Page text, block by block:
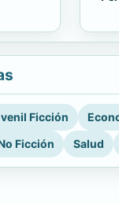
Ficción
Ficción
Salud